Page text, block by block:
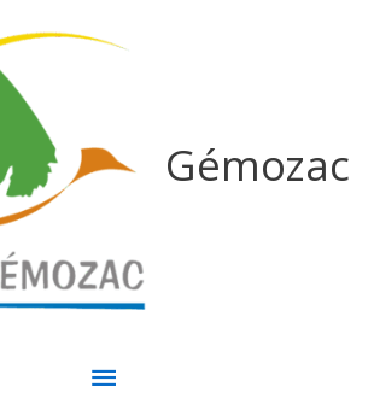
Gémozac
MENU